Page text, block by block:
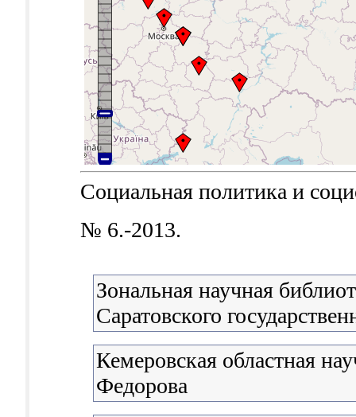
Социальная политика и
№ 6.-2013.
Зональная научная
Саратовского
Кемеровская областная
Федорова